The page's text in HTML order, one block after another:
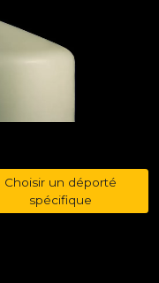
Choisir un déporté
spécifique